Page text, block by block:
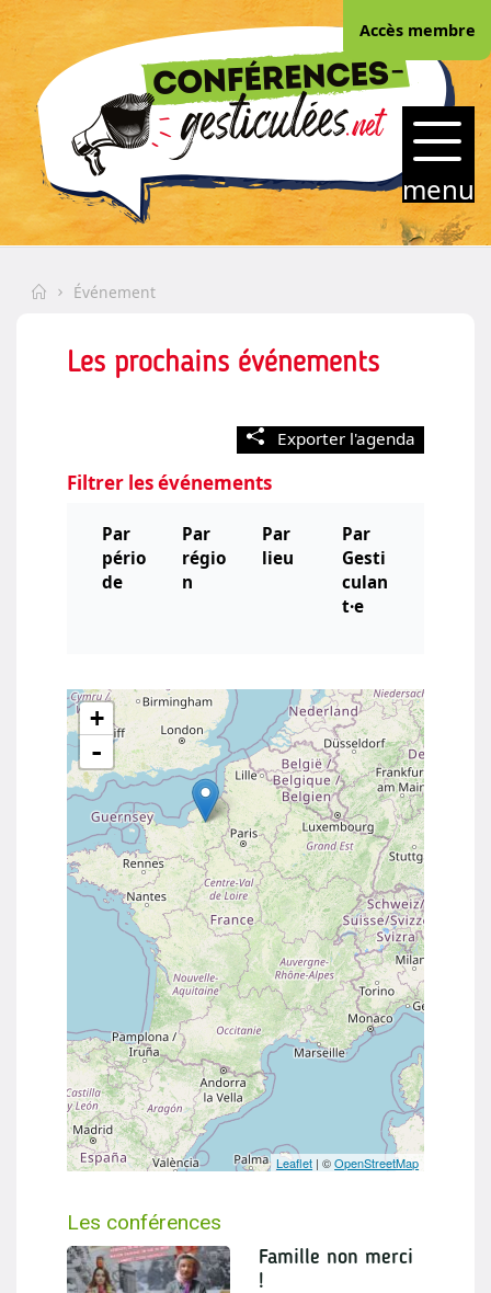
Skip
content
CONFERENCES-
GESTICULEES.NET
menu
Accès membre
HomeÉvénement
Les prochains événements
Exporter l'agenda
Agenda des conférences
Toutes les prochaines conférences
Flux ICS / ICAL
Les conférences par régions
Filtrer les événements
Par
pério
de
Par
régio
n
Par
lieu
Par
Gesti
culan
t·e
+
-
Leaflet | ©OpenStreetMap
Les conférences
Famille non merci
!